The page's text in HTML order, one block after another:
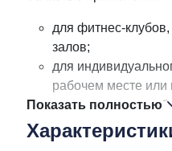
для фитнес-
залов;
для
рабочем месте или
для программ
опорно-
координации.
Показать полностью